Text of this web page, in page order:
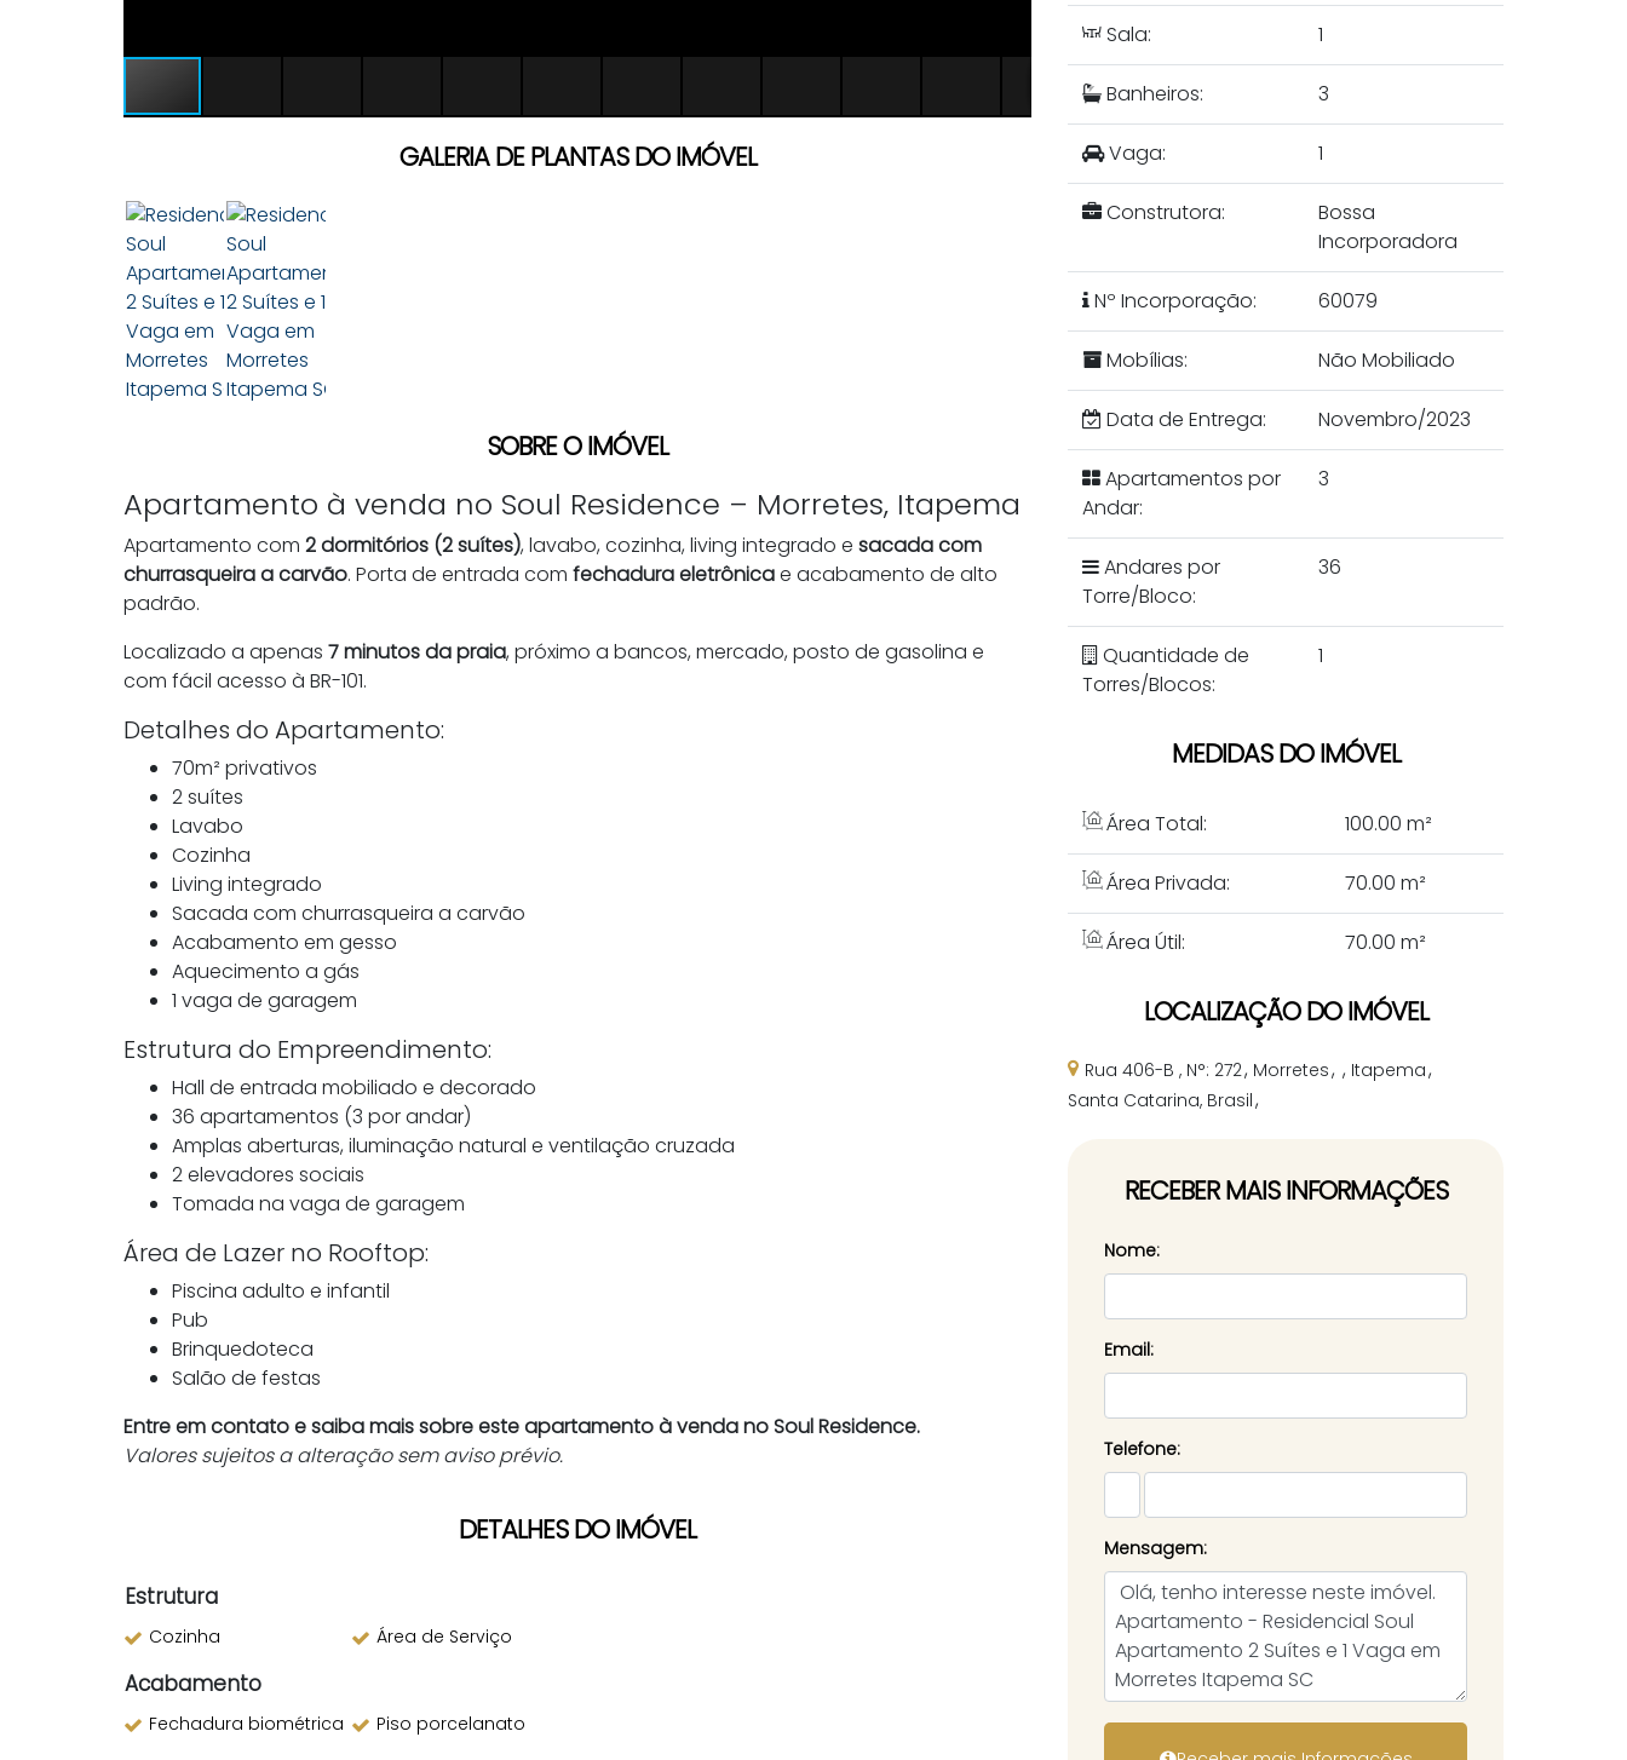
GALERIA DE PLANTAS DO IMÓVEL
SOBRE O IMÓVEL
Apartamento à venda no Soul Residence – Morretes, Itapema
Apartamento com 2 dormitórios (2 suítes), lavabo, cozinha, living integrado e sacada com
churrasqueira a carvão. Porta de entrada com fechadura eletrônicae acabamento de alto
padrão.
Localizado a apenas 7 minutos da praia, próximo a bancos, mercado, posto de gasolina e
com fácil acesso à BR-101.
Detalhes do Apartamento:
70m² privativos
2 suítes
Lavabo
Cozinha
Living integrado
Sacada com churrasqueira a carvão
Acabamento em gesso
Aquecimento a gás
1 vaga de garagem
Estrutura do Empreendimento:
Hall de entrada mobiliado e decorado
36 apartamentos (3 por andar)
Amplas aberturas, iluminação natural e ventilação cruzada
2 elevadores sociais
Tomada na vaga de garagem
Área de Lazer no Rooftop:
Piscina adulto e infantil
Pub
Brinquedoteca
Salão de festas
Entre em contato e saiba mais sobre este apartamento à venda no Soul Residence.
Valores sujeitos a alteração sem aviso prévio.
DETALHES DO IMÓVEL
Estrutura
Cozinha Área de Serviço
Acabamento
Fechadura biométrica Piso porcelanato
Sala: 1
Banheiros: 3
Vaga: 1
Construtora:
Bossa
Incorporadora
Nº Incorporação: 60079
Mobílias: Não Mobiliado
Data de Entrega: Novembro/2023
Apartamentos por
Andar:
3
Andares por
Torre/Bloco:
36
Quantidade de
Torres/Blocos:
1
MEDIDAS DO IMÓVEL
Área Total: 100.00 m²
Área Privada: 70.00 m²
Área Útil: 70.00 m²
LOCALIZAÇÃO DO IMÓVEL
Rua 406-B , N°: 272 Morretes
Itapema
Santa Catarina, Brasil
RECEBER MAIS INFORMAÇÕES
Nome:
Email:
Telefone:
Mensagem: